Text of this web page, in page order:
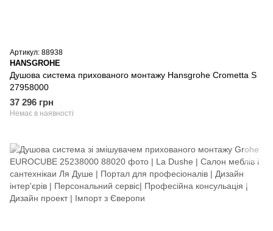
Артикул: 88938
HANSGROHE
Душова система прихованого монтажу Hansgrohe Crometta S
27958000
37 296 грн
Немає в наявності